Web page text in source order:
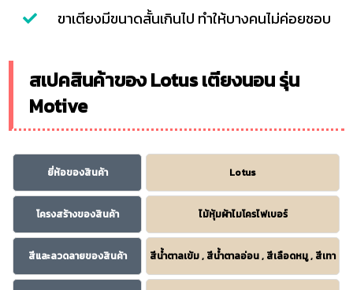
ขาเตียงมีขนาดสั้นเกินไป ทำให้บางคนไม่ค่อยชอบ
สเปคสินค้าของ Lotus เตียงนอน รุ่น
Motive
ยี่ห้อของสินค้า Lotus
โครงสร้างของสินค้า ไม้หุ้มผ้าไมโครไฟเบอร์
สีและลวดลายของสินค้า สีน้ำตาลเข้ม , สีน้ำตาลอ่อน , สีเลือดหมู , สีเทา